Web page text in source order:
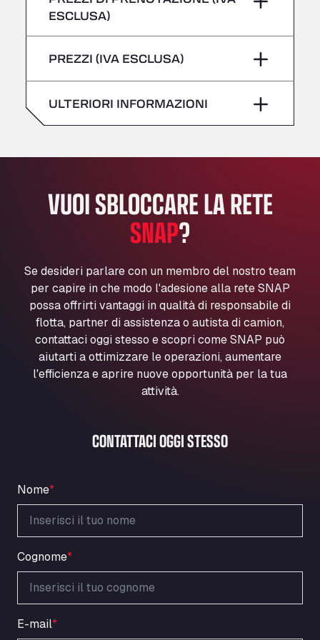
All 4 Trucks
Klaverbladstaat 21, 3560
American Truck Wash
Aut. A4 Salida 288 Pol. Ind. del Guadiel, 23210
Andamur La Junquera
Andamur Pamplona
Andamur San Roman II
Aut A1 Exit 385, 01207
Anpol Sp. z o.o.
Ul. Torunska 147, 85884
Aqua Ariva GmbH
Marie-Curie-Straße 24, 68219
Aral Autohof Bockel
An der Autobahn 1, 27404
ARAL Autohof Bockenem
Nellinger Str. 24, 89188
ARAL Tankstelle - XXL Truckwash.de
GmbH
Obernburger Str. 127, 63811
Ardleigh South Services
a120 westbound, CO77SL
Area 47 Hermanos Rico
Autovia A4 km 47, 28300
Area de Servicio Agetrans
Sabato –
giovedì
Sabato –
ESCLUSA)
PREZZI (IVA ESCLUSA)
ULTERIORI INFORMAZIONI
VUOI SBLOCCARE LA RETE
SNAP?
Se desideri parlare con un membro del nostro team
per capire in che modo l'adesione alla rete SNAP
possa offrirti vantaggi in qualità di responsabile di
flotta, partner di assistenza o autista di camion,
contattaci oggi stesso e scopri come SNAP può
aiutarti a ottimizzare le operazioni, aumentare
l'efficienza e aprire nuove opportunità per la tua
attività.
CONTATTACI OGGI STESSO
Nome*
Cognome*
E-mail*